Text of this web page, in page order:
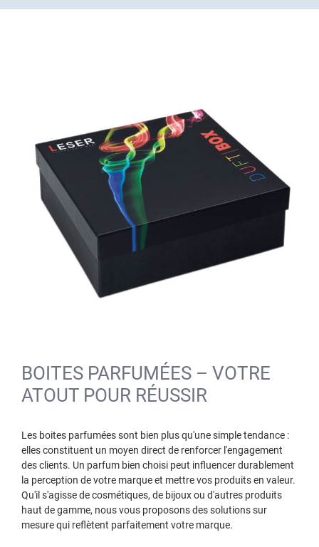
BOITES PARFUMÉES – VOTRE
ATOUT POUR RÉUSSIR
Les boites parfumées sont bien plus qu'une simple tendance :
elles constituent un moyen direct de renforcer l'engagement
des clients. Un parfum bien choisi peut influencer durablement
la perception de votre marque et mettre vos produits en valeur.
Qu'il s'agisse de cosmétiques, de bijoux ou d'autres produits
haut de gamme, nous vous proposons des solutions sur
mesure qui reflètent parfaitement votre marque.